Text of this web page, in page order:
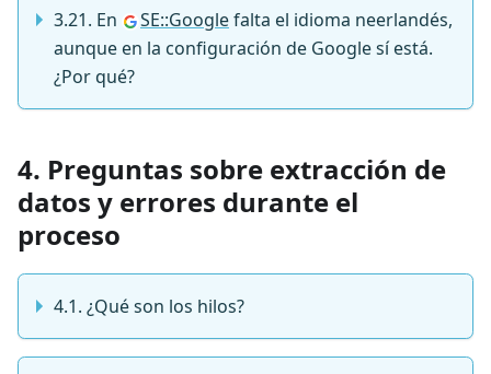
3.21. En SE::Googlefalta el idioma neerlandés,
aunque en la configuración de Google sí está.
¿Por qué?
4. Preguntas sobre extracción de
datos y errores durante el
proceso
4.1. ¿Qué son los hilos?